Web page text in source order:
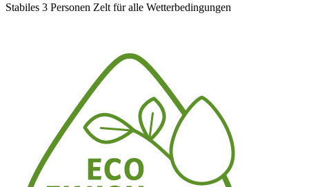
Stabiles 3 Personen Zelt für alle Wetterbedingungen